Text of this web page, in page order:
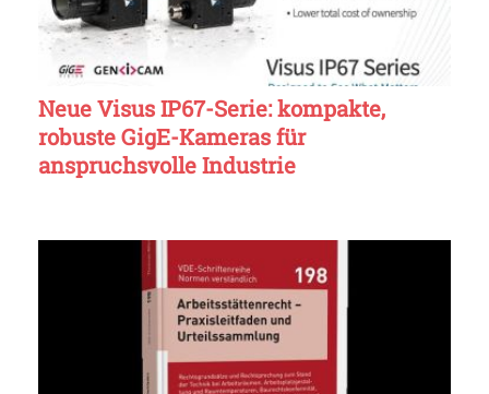
Neue Visus IP67-Serie: kompakte,
robuste GigE-Kameras für
anspruchsvolle Industrie